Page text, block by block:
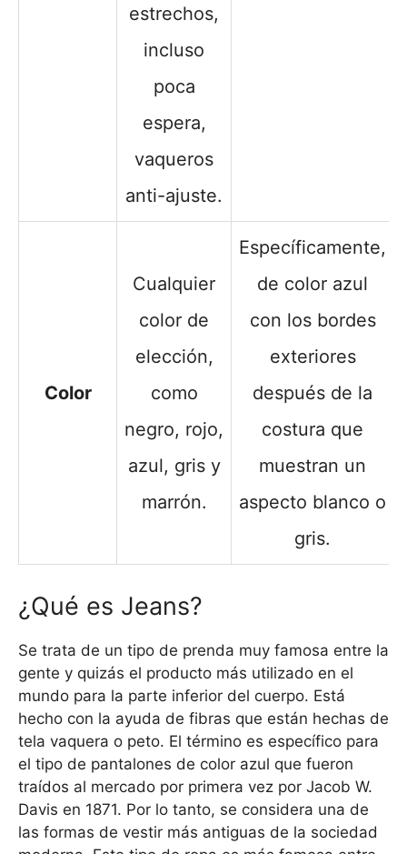
estrechos,
incluso
poca
espera,
vaqueros
anti-ajuste.
Color
Cualquier
color de
elección,
como
negro, rojo,
azul, gris y
marrón.
Específicamente,
de color azul
con los bordes
exteriores
después de la
costura que
muestran un
aspecto blanco o
gris.
¿Qué es Jeans?
Se trata de un tipo de prenda muy famosa entre la
gente y quizás el producto más utilizado en el
mundo para la parte inferior del cuerpo. Está
hecho con la ayuda de fibras que están hechas de
tela vaquera o peto. El término es específico para
el tipo de pantalones de color azul que fueron
traídos al mercado por primera vez por Jacob W.
Davis en 1871. Por lo tanto, se considera una de
las formas de vestir más antiguas de la sociedad